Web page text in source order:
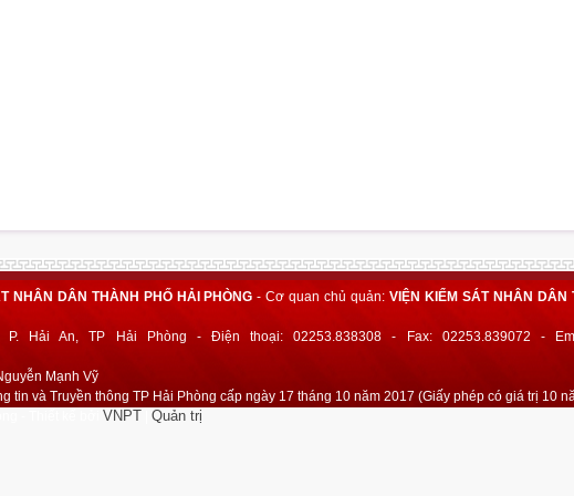
NHÂN DÂN THÀNH PHỐ HẢI PHÒNG - Cơ quan chủ quản:VIỆN KIỂM SÁT NHÂN DÂN
Hải An, TP Hải Phòng - Điện thoại: 02253.838308 - Fax: 02253.839072 -
Mạnh Vỹ
tin và Truyền thông TP Hải Phòng cấp ngày 17 tháng 10 năm 2017 (Giấy phép có giá trị 10
VNPT Quản trị